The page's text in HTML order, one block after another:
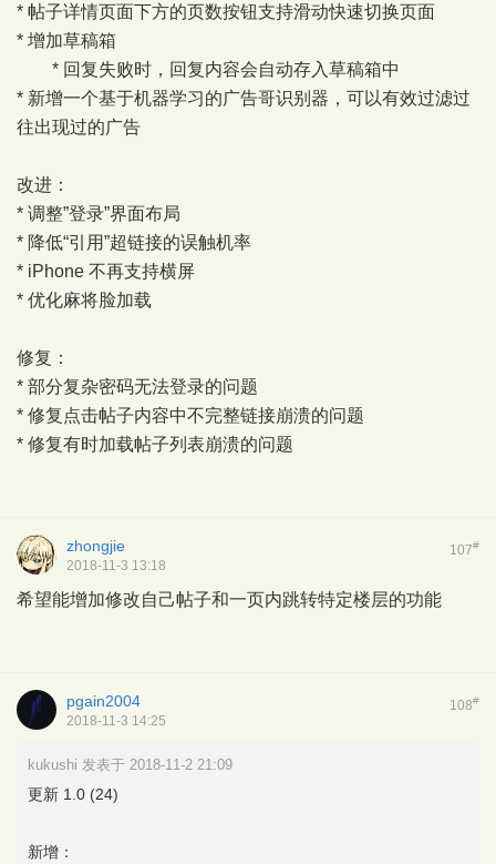
* 帖子详情页面下方的页数按钮支持滑动快速切换页面
* 增加草稿箱
* 回复失败时，回复内容会自动存入草稿箱中
* 新增一个基于机器学习的广告哥识别器，可以有效过滤过
往出现过的广告
改进：
* 调整”登录”界面布局
* 降低“引用”超链接的误触机率
* iPhone 不再支持横屏
* 优化麻将脸加载
修复：
* 部分复杂密码无法登录的问题
* 修复点击帖子内容中不完整链接崩溃的问题
* 修复有时加载帖子列表崩溃的问题
107#
zhongjie
2018-11-3 13:18
希望能增加修改自己帖子和一页内跳转特定楼层的功能
108#
pgain2004
2018-11-3 14:25
kukushi 发表于 2018-11-2 21:09
更新 1.0 (24)
新增：